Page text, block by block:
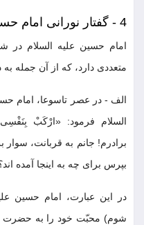
4 - گفتار نورانی امام حسین علیه السلام
امام حسین علیه السلام در
متعددی دارد، که از آن جمله
الف - در عصر تاسوعا، امام
السلام فرمود: «ارْکَبْ
برادرم! جانم به قربانت،
بپرس برای چه به اینجا آمده
در این عبارت، امام حسین
شوم) محبّت خود را به حضرت